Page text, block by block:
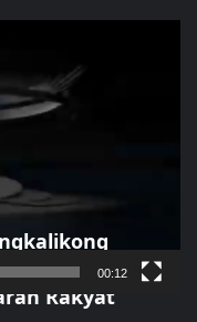
00:12
LSM LIRA
Rakyat